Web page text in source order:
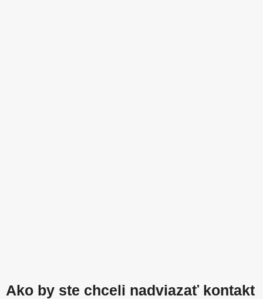
Ako by ste chceli nadviazať kontakt